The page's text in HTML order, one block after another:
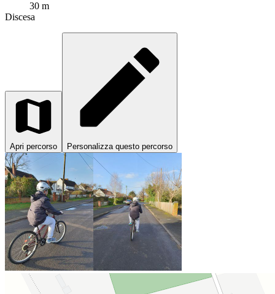
30 m
Discesa
Apri percorso Personalizza questo percorso